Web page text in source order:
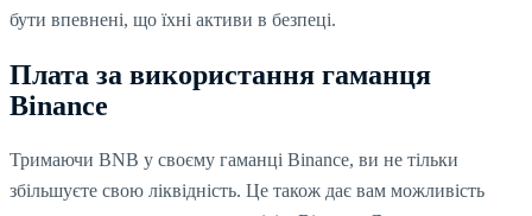
бути впевнені, що їхні активи в безпеці.
Плата за використання гаманця
Binance
Тримаючи BNB у своєму гаманці Binance, ви не тільки
збільшуєте свою ліквідність. Це також дає вам можливість